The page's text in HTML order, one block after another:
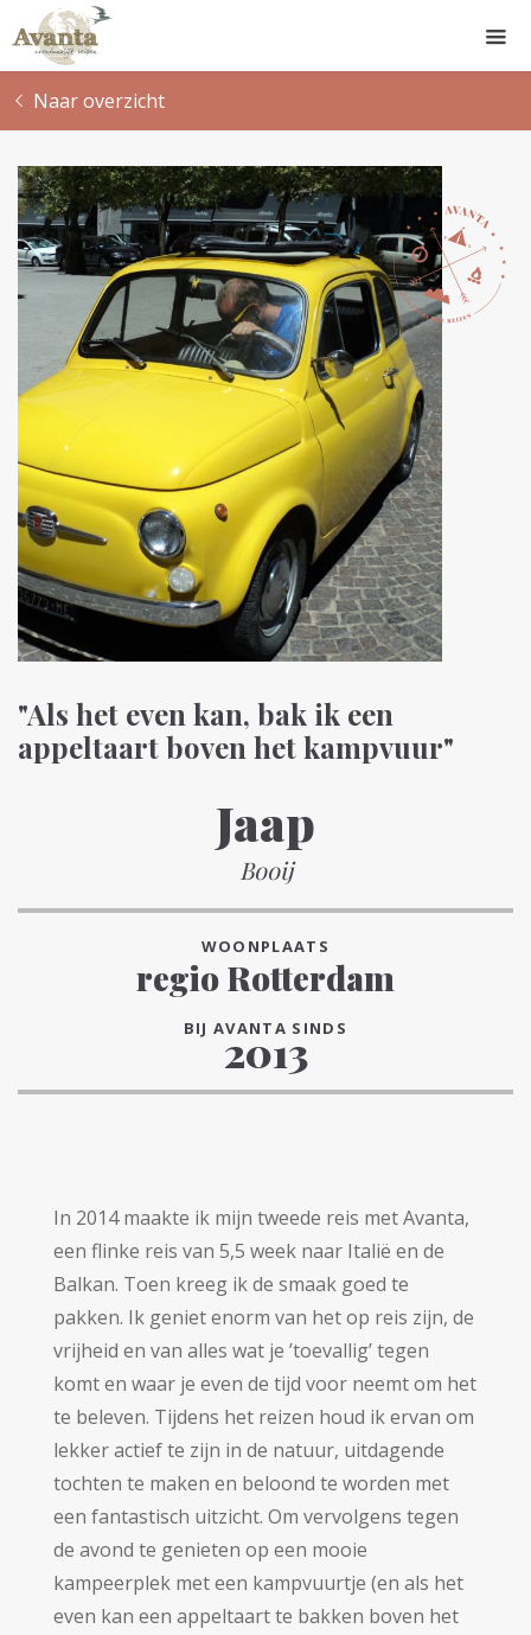
Naar overzicht
"Als het even kan, bak ik een
appeltaart boven het kampvuur"
Jaap
Booij
WOONPLAATS
regio Rotterdam
BIJ AVANTA SINDS
2013
In 2014 maakte ik mijn tweede reis met Avanta,
een flinke reis van 5,5 week naar Italië en de
Balkan. Toen kreeg ik de smaak goed te
pakken. Ik geniet enorm van het op reis zijn, de
vrijheid en van alles wat je ’toevallig’ tegen
komt en waar je even de tijd voor neemt om het
te beleven. Tijdens het reizen houd ik ervan om
lekker actief te zijn in de natuur, uitdagende
tochten te maken en beloond te worden met
een fantastisch uitzicht. Om vervolgens tegen
de avond te genieten op een mooie
kampeerplek met een kampvuurtje (en als het
even kan een appeltaart te bakken boven het